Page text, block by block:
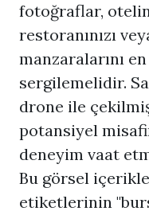
fotoğraflar,
restoranınızı
manzaralarını
sergilemelidir.
drone ile
potansiyel
deneyim vaat
Bu görsel
etiketlerinin